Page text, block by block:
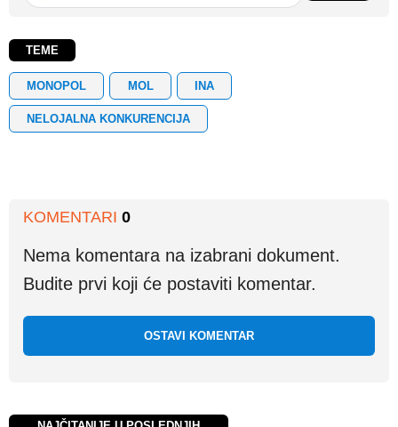
TEME
MONOPOL MOL INA
NELOJALNA KONKURENCIJA
KOMENTARI 0
Nema komentara na izabrani dokument.
Budite prvi koji će postaviti komentar.
OSTAVI KOMENTAR